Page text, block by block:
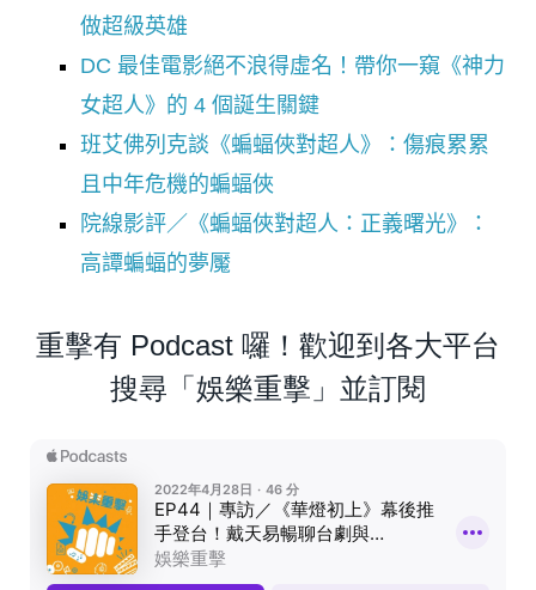
做超級英雄
DC 最佳電影絕不浪得虛名！帶你一窺《神力
女超人》的 4 個誕生關鍵
班艾佛列克談《蝙蝠俠對超人》：傷痕累累
且中年危機的蝙蝠俠
院線影評／《蝙蝠俠對超人：正義曙光》：
高譚蝙蝠的夢魘
重擊有 Podcast 囉！歡迎到各大平台
搜尋「娛樂重擊」並訂閱